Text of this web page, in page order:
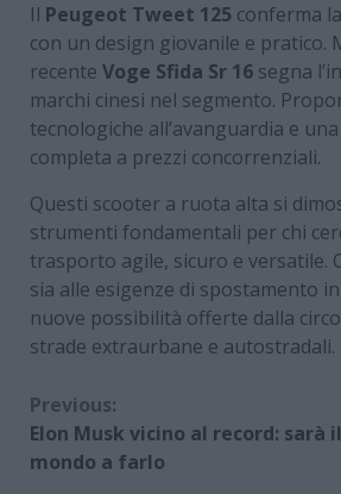
Il Peugeot Tweet 125 conferma
con un design giovanile e pratico.
recente Voge Sfida Sr 16 segna
marchi cinesi nel segmento.
tecnologiche all’avanguardia e
completa a prezzi concorrenziali.
Questi scooter a ruota alta si
strumenti fondamentali per chi
trasporto agile, sicuro e versatile.
sia alle esigenze di spostamento
nuove possibilità offerte dalla
strade extraurbane e autostradali.
Continue
Reading
Previous:
Elon Musk vicino al record: sarà
mondo a farlo